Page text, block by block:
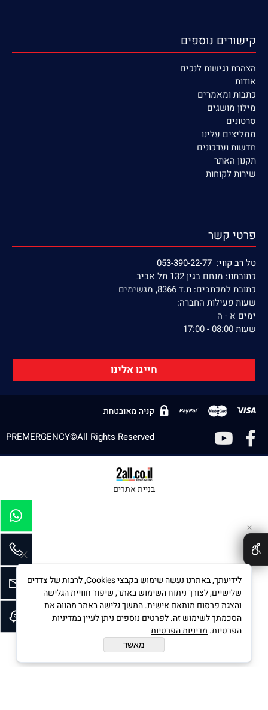
קישורים נוספים
הצהרת נגישות לנכים
אודות
כתבות ומאמרים
מילון מושגים
סרטונים
ממליצים עלינו
חדשות ועדכונים
תקנון האתר
שירות לקוחות
פרטי קשר
טל רב קווי: 053-390-22-77
כתובתנו: מנחם בגין 132 תל אביב
כתובת למכתבים: ת.ד 8366, מגשימים
שעות פעילות החברה:
ימים א - ה
שעות 08:00 - 17:00
חייגו אלינו
PREMERGENCY©All Rights Reserved
בניית אתרים
✕
לידיעתך, באתרנו נעשה שימוש בקבצי Cookies, לרבות של צדדים
שלישיים, לצורך ניתוח השימוש באתר, שיפור חוויית הגלישה
והצגת פרסום מותאם אישית. המשך גלישה באתר מהווה את
הסכמתך לשימוש זה. לפרטים נוספים ניתן לעיין במדיניות
הפרטיות. מדיניות הפרטיות
מאשר